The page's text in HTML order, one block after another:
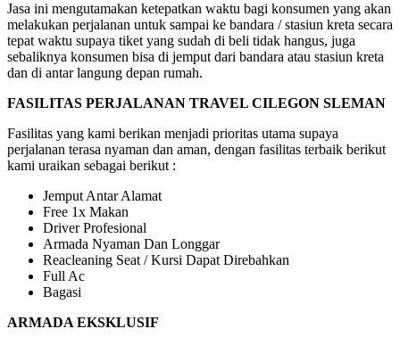
Jasa ini mengutamakan ketepatkan waktu bagi konsumen yang akan
melakukan perjalanan untuk sampai ke bandara / stasiun kreta secara
tepat waktu supaya tiket yang sudah di beli tidak hangus, juga
sebaliknya konsumen bisa di jemput dari bandara atau stasiun kreta
dan di antar langung depan rumah.
FASILITAS PERJALANAN TRAVEL CILEGON SLEMAN
Fasilitas yang kami berikan menjadi prioritas utama supaya
perjalanan terasa nyaman dan aman, dengan fasilitas terbaik berikut
kami uraikan sebagai berikut :
Jemput Antar Alamat
Free 1x Makan
Driver Profesional
Armada Nyaman Dan Longgar
Reacleaning Seat / Kursi Dapat Direbahkan
Full Ac
Bagasi
ARMADA EKSKLUSIF